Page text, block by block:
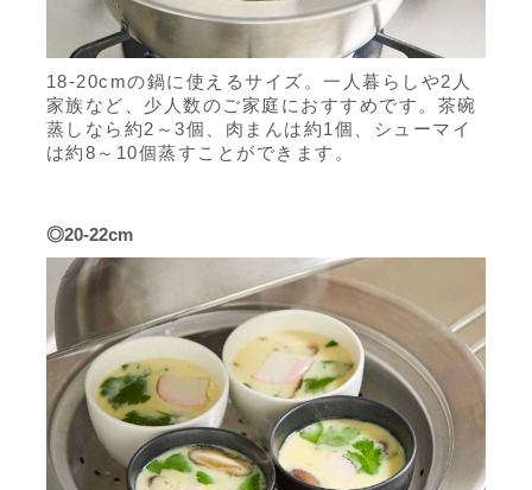
18-20cmの鍋に使えるサイズ。一人暮らしや2人
家族など、少人数のご家庭におすすめです。茶碗
蒸しなら約2～3個、肉まんは約1個、シューマイ
は約8～10個蒸すことができます。
◎20-22cm